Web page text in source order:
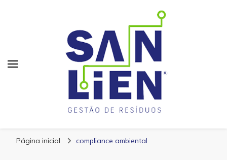
Página inicial compliance ambiental